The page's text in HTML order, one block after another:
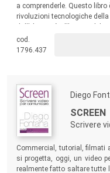
a comprenderle. Questo
rivoluzioni tecnologiche
aiutarci a capire come ogni
ma anche prodotto nuove
cod.
1796.437
Diego
SCREEN
Scrivere
Commercial, tutorial, filmati
si progetta, oggi, un video
realmente fatto saltare tutte